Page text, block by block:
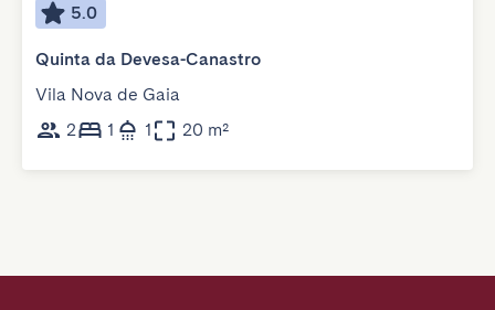
5.0
Quinta da Devesa-Canastro
Vila Nova de Gaia
2
1 1 20 m²